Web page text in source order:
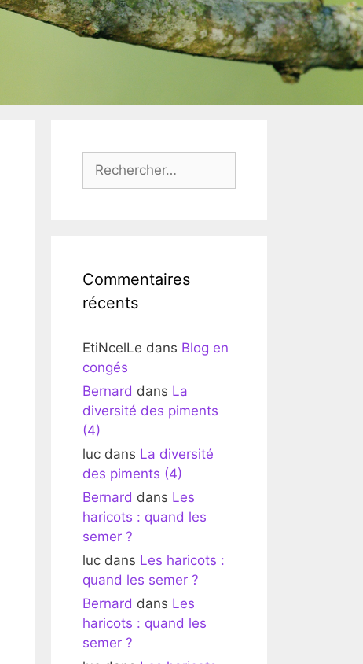
Commentaires
récents
EtiNcelLe dans Blog en
congés
Bernard dans La
diversité des piments
(4)
luc dans La diversité
des piments (4)
Bernard dans Les
haricots : quand les
semer ?
luc dans Les haricots :
quand les semer ?
Bernard dans Les
haricots : quand les
semer ?